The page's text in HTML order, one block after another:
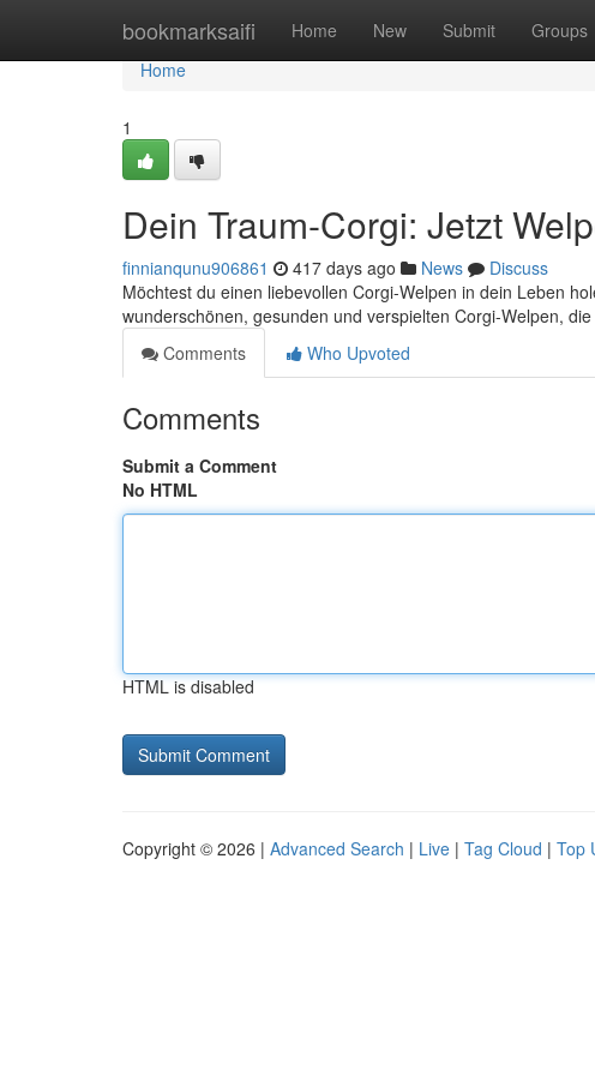
bookmarksaifi Home New Submit Groups
Home
Home
1
Dein Traum-Corgi: Jetzt
finnianqunu906861 417 days ago News
Discuss
Möchtest du einen liebevollen Corgi-Welpen in dein Leben
wunderschönen, gesunden und verspielten Corgi-Welpen,
Comments
Who Upvoted
Comments
Submit a Comment
No HTML
HTML is disabled
Copyright © 2026 | Advanced Search | Live | Tag Cloud | Top